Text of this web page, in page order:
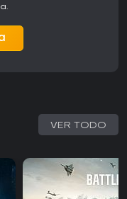
VER TODO